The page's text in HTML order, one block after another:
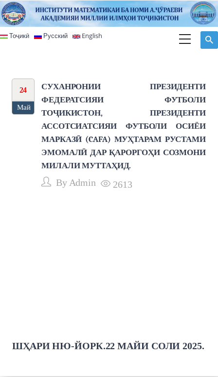
Перейти к основному содержанию
Тоҷикӣ Русский English
24
Май
СУХАНРОНИИ ПРЕЗИДЕНТИ
ФЕДЕРАТСИЯИ ФУТБОЛИ
ТОҶИКИСТОН, ПРЕЗИДЕНТИ
АССОТСИАТСИЯИ ФУТБОЛИ ОСИЁИ
МАРКАЗӢ (CAFA) МУҲТАРАМ РУСТАМИ
ЭМОМАЛӢ ДАР ҚАРОРГОҲИ СОЗМОНИ
МИЛАЛИ МУТТАҲИД.
By Admin 2613
ШҲАРИ НЮ-ЙОРК.22 МАЙИ СОЛИ 2025.